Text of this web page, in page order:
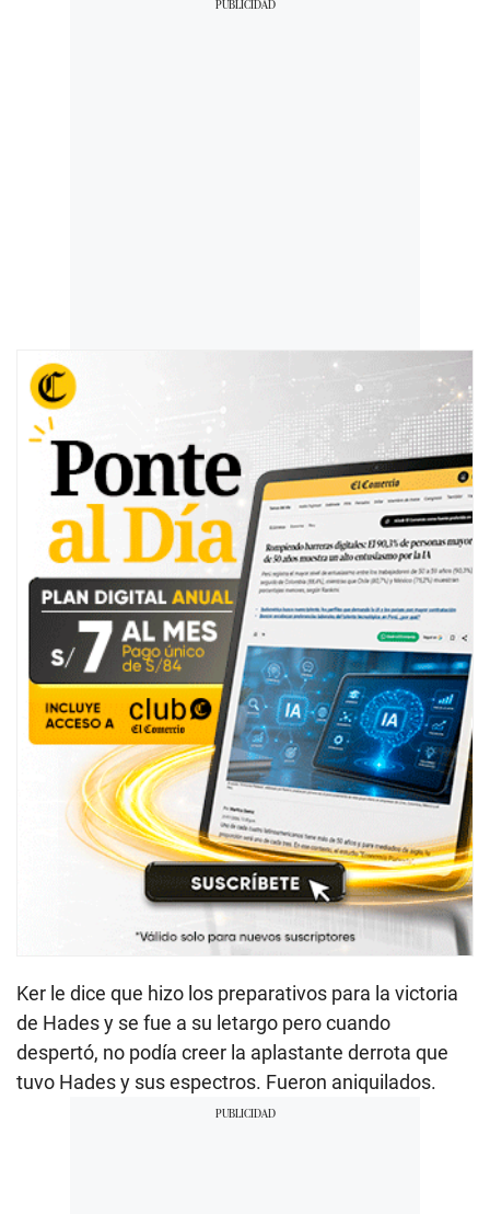
Ker le dice que hizo los preparativos para la victoria
de Hades y se fue a su letargo pero cuando
despertó, no podía creer la aplastante derrota que
tuvo Hades y sus espectros. Fueron aniquilados.